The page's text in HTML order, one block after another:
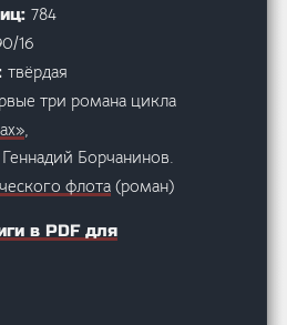
784
16
твёрдая
три романа цикла
Геннадий Борчанинов.
флота (роман)
в PDF для